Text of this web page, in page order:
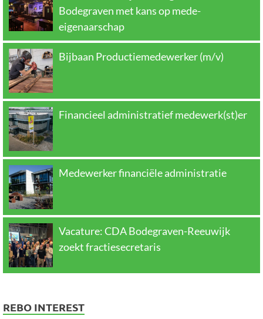
Bodegraven met kans op mede-
eigenaarschap
Bijbaan Productiemedewerker (m/v)
Financieel administratief medewerk(st)er
Medewerker financiële administratie
Vacature: CDA Bodegraven-Reeuwijk
zoekt fractiesecretaris
REBO INTEREST